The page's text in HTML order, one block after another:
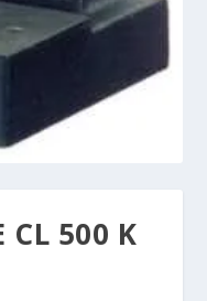
CL 500 K